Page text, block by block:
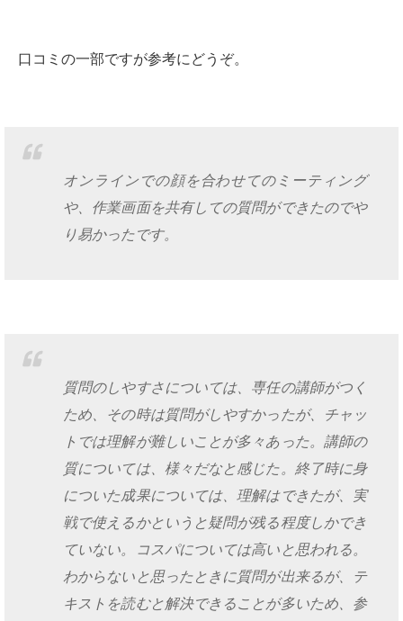
口コミの一部ですが参考にどうぞ。
オンラインでの顔を合わせてのミーティング
や、作業画面を共有しての質問ができたのでや
り易かったです。
質問のしやすさについては、専任の講師がつく
ため、その時は質問がしやすかったが、チャッ
トでは理解が難しいことが多々あった。講師の
質については、様々だなと感じた。終了時に身
についた成果については、理解はできたが、実
戦で使えるかというと疑問が残る程度しかでき
ていない。コスパについては高いと思われる。
わからないと思ったときに質問が出来るが、テ
キストを読むと解決できることが多いため、参